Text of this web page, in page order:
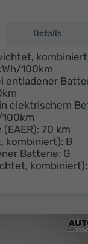
Details
100km
entladener
elektrischem
70 km
kombiniert): B
Batterie: G
kombiniert):